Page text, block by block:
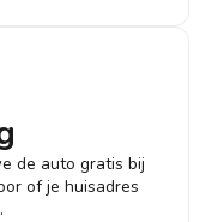
de auto gratis bij
of je huisadres